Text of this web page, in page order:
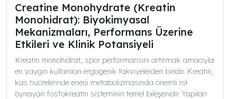
Creatine Monohydrate (Kreatin
Monohidrat): Biyokimyasal
Mekanizmaları, Performans Üzerine
Etkileri ve Klinik Potansiyeli
Kreatin monohidrat, spor performansını artırmak amacıyla
en yaygın kullanılan ergogenik takviyelerden biridir. Kreatin,
kas hücrelerinde enerji metabolizmasında önemli rol
oynayan fosfokreatin sisteminin temel bileşenidir. Yapılan